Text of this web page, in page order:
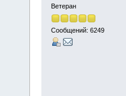
Ветеран
Сообщений: 6249